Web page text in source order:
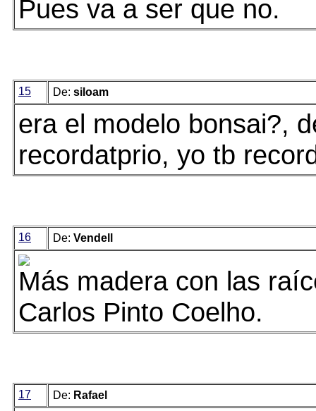
Pues va a ser que no.
15 De: siloam
era el modelo bonsai?,
recordatprio, yo tb
16 De: Vendell
Más madera con las
Carlos Pinto Coelho.
17 De: Rafael